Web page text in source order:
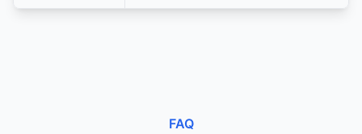
FAQ